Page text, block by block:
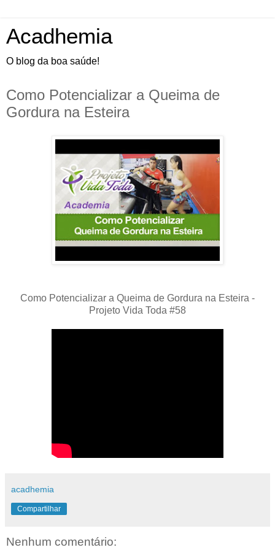
Acadhemia
O blog da boa saúde!
Como Potencializar a Queima de
Gordura na Esteira
Como Potencializar a Queima de Gordura na Esteira -
Projeto Vida Toda #58
acadhemia
Compartilhar
Nenhum comentário: